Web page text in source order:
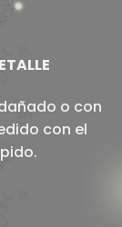
o con
con el